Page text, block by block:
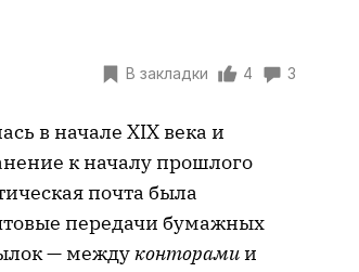
В закладки 4 3
в начале XIX века и
к началу прошлого
почта была
передачи бумажных
— междуконторамии